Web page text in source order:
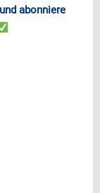
abonniere